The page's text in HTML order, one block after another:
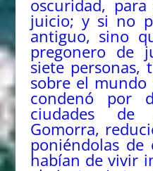
oscuridad,
juicio; y si no
antiguo, sino
pregonero de
siete personas,
sobre el mundo
condenó por
ciudades
Gomorra,
poniéndolas
habían de vivir